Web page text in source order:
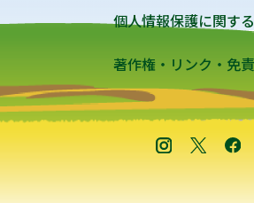
個人情報保護に関す
著作権・リンク・免